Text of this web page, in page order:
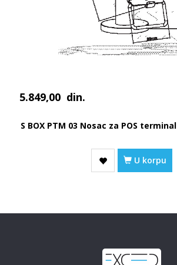
5.849,00 din.
S BOX PTM 03 Nosac za POS terminal
U korpu